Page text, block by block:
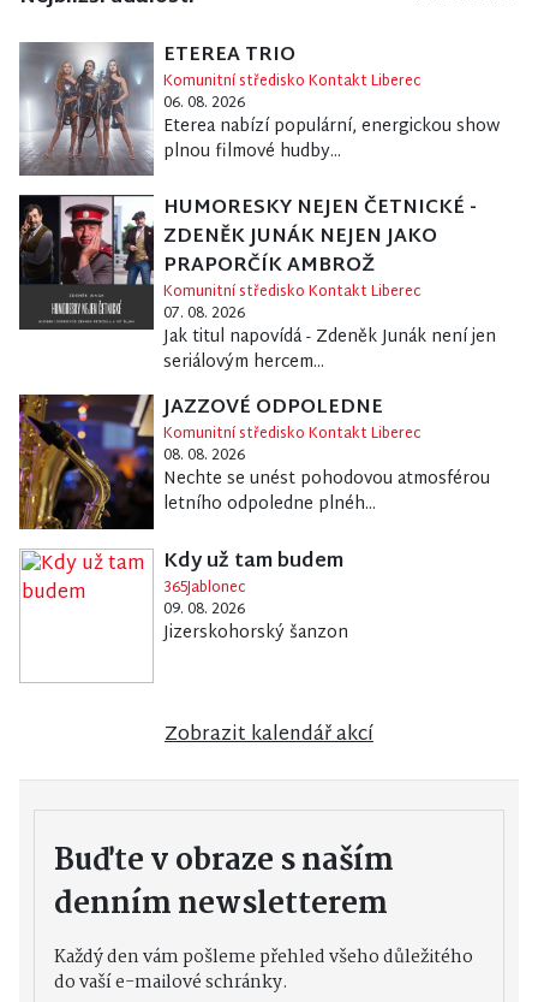
ETEREA TRIO
Komunitní středisko Kontakt Liberec
06. 08. 2026
Eterea nabízí populární, energickou show
plnou filmové hudby...
HUMORESKY NEJEN ČETNICKÉ -
ZDENĚK JUNÁK NEJEN JAKO
PRAPORČÍK AMBROŽ
Komunitní středisko Kontakt Liberec
07. 08. 2026
Jak titul napovídá - Zdeněk Junák není jen
seriálovým hercem...
JAZZOVÉ ODPOLEDNE
Komunitní středisko Kontakt Liberec
08. 08. 2026
Nechte se unést pohodovou atmosférou
letního odpoledne plnéh...
Kdy už tam budem
365Jablonec
09. 08. 2026
Jizerskohorský šanzon
Zobrazit kalendář akcí
Buďte v obraze s naším
denním newsletterem
Každý den vám pošleme přehled všeho důležitého
do vaší e-mailové schránky.